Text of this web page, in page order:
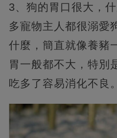
3、狗的胃口很大，
多寵物主人都很溺愛
什麼，簡直就像養豬
胃一般都不大，特別
吃多了容易消化不良。